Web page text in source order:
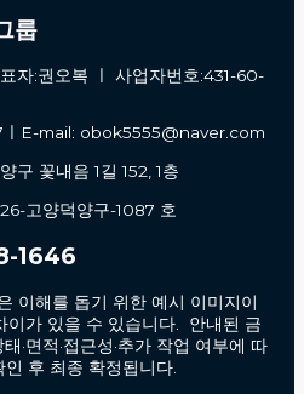
룹
자:권오복 ㅣ 사업자번호:431-60-
ㅣE-mail: obok5555@naver.com
구 꽃내음 1길 152, 1층
고양덕양구-1087 호
1646
이해를 돕기 위한 예시 이미지이
이가 있을 수 있습니다. 안내된 금
·면적·접근성·추가 작업 여부에 따
후 최종 확정됩니다.